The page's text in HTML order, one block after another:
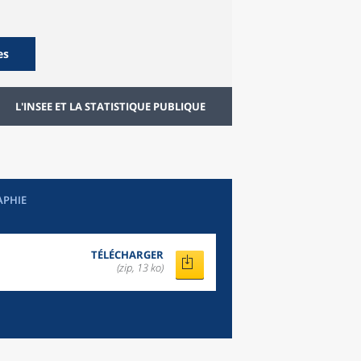
L'INSEE ET LA STATISTIQUE PUBLIQUE
TÉLÉCHARGER
(zip, 13 ko)